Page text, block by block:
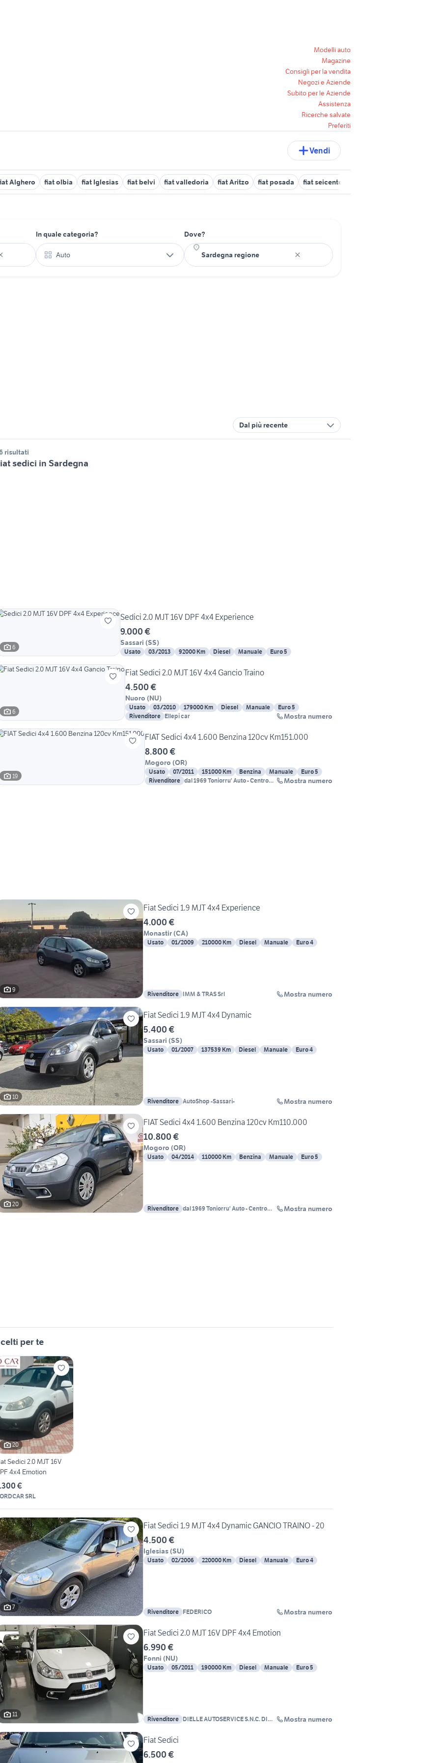
Modelli auto
Magazine
Consigli per la vendita
Negozi e Aziende
Subito per le Aziende
Assistenza
Ricerche salvate
Preferiti
Vendi
Alghero fiat olbia fiat Iglesias fiat belvi fiat valledoria fiat Aritzo fiat posada fiat seicento Sardegna
In quale categoria?
Auto
Dove?
Dal più recente
risultati
sedici in Sardegna
6
Sedici 2.0 MJT 16V DPF 4x4 Experience
9.000 €
Sassari (SS)
Usato 03/2013 92000 Km Diesel Manuale Euro 5
6
Fiat Sedici 2.0 MJT 16V 4x4 Gancio Traino
4.500 €
Nuoro (NU)
Usato 03/2010 179000 Km Diesel Manuale
Euro 5
Rivenditore Ellepi car Mostra numero
19
FIAT Sedici 4x4 1.600 Benzina 120cv Km151.000
8.800 €
Mogoro (OR)
Usato 07/2011 151000 Km Benzina Manuale
Euro 5
Rivenditore dal 1969 Toniorru' Auto - Centro
Mostra numero
9
Fiat Sedici 1.9 MJT 4x4 Experience
4.000 €
Monastir (CA)
Usato 01/2009 210000 Km Diesel Manuale Euro 4
Rivenditore IMM & TRAS Srl Mostra numero
10
Fiat Sedici 1.9 MJT 4x4 Dynamic
5.400 €
Sassari (SS)
Usato 01/2007 137539 Km Diesel Manuale Euro 4
Rivenditore AutoShop -Sassari- Mostra numero
20
FIAT Sedici 4x4 1.600 Benzina 120cv Km110.000
10.800 €
Mogoro (OR)
Usato 04/2014 110000 Km Benzina Manuale Euro 5
Rivenditore dal 1969 Toniorru' Auto - Centro
Mostra numero
per te
20
Sedici 2.0 MJT 16V
4x4 Emotion
€
SRL
7
Fiat Sedici 1.9 MJT 4x4 Dynamic GANCIO TRAINO - 20
4.500 €
Iglesias (SU)
Usato 02/2006 220000 Km Diesel Manuale Euro 4
Rivenditore FEDERICO Mostra numero
11
Fiat Sedici 2.0 MJT 16V DPF 4x4 Emotion
6.990 €
Fonni (NU)
Usato 05/2011 190000 Km Diesel Manuale Euro 5
Rivenditore DIELLE AUTOSERVICE S.N.C. DI
Mostra numero
Fiat Sedici
6.500 €